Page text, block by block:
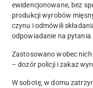
ewidencjonowane, bez
produkcji wyrobów
czynu i odmówili
odpowiadanie na
Zastosowano wobec
– dozór policji i zakaz
W sobotę, w domu